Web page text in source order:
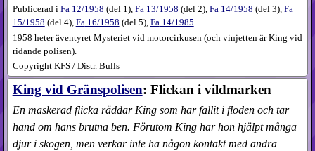
Publicerad i Fa12​/1958 (del 1), Fa13​/1958 (del 2), Fa14​/1958 (del 3), Fa
15​/1958 (del 4), Fa16​/1958 (del 5), Fa14​/1985.
1958 heter äventyret Mysteriet vid motorcirkusen (och vinjetten är King vid
ridande polisen).
Copyright KFS / Distr. Bulls
King vid Gränspolisen: Flickan i vildmarken
En maskerad flicka räddar King som har fallit i floden och tar
hand om hans brutna ben. Förutom King har hon hjälpt många
djur i skogen, men verkar inte ha någon kontakt med andra